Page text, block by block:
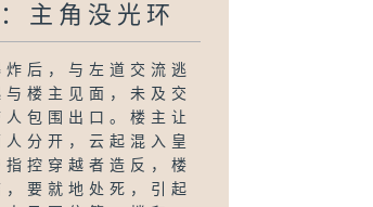
主角没光环
后，与左道交流逃
楼主见面，未及交
包围出口。楼主让
分开，云起混入皇
控穿越者造反，楼
要就地处死，引起